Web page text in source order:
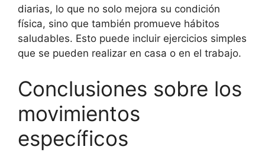
diarias, lo que no solo mejora su condición
física, sino que también promueve hábitos
saludables. Esto puede incluir ejercicios simples
que se pueden realizar en casa o en el trabajo.
Conclusiones sobre los
movimientos
específicos